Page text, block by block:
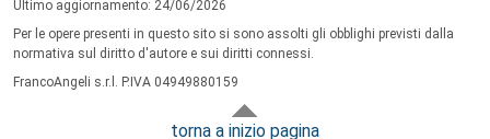
Ultimo aggiornamento: 24/06/2026
Per le opere presenti in questo sito si sono assolti gli obblighi previsti dalla
normativa sul diritto d'autore e sui diritti connessi.
FrancoAngeli s.r.l. P.IVA 04949880159
torna a inizio pagina